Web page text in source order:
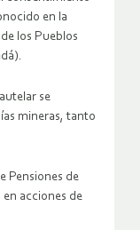
en la
los Pueblos
se
mineras, tanto
Pensiones de
acciones de